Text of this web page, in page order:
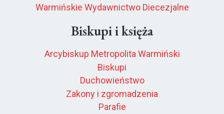
Warmińskie Wydawnictwo Diecezjalne
Biskupi i księża
Arcybiskup Metropolita Warmiński
Biskupi
Duchowieństwo
Zakony i zgromadzenia
Parafie